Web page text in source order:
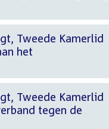
Tweede Kamerlid
het
Tweede Kamerlid
tegen de